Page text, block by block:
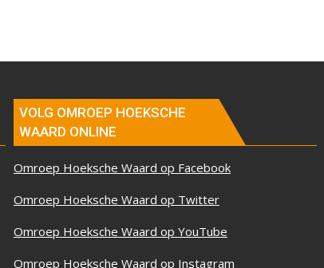
VOLG OMROEP HOEKSCHE
WAARD ONLINE
Omroep Hoeksche Waard op Facebook
Omroep Hoeksche Waard op Twitter
Omroep Hoeksche Waard op YouTube
Omroep Hoeksche Waard op Instagram